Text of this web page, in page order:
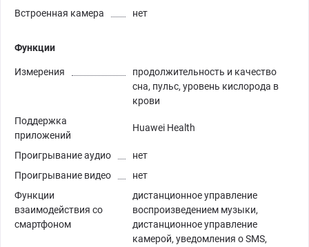
Встроенная камера нет
Функции
Измерения
продолжительность и качество
сна, пульс, уровень кислорода в
крови
Поддержка
приложений
Huawei Health
Проигрывание аудио
нет
Проигрывание видео
нет
Функции
взаимодействия со
смартфоном
дистанционное управление
воспроизведением музыки,
дистанционное управление
камерой, уведомления о SMS,